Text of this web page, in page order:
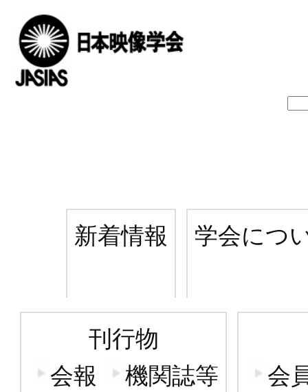
新着情報 学会につ
刊行物
会報
機関誌等 会